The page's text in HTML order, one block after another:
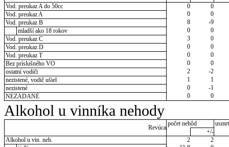
Vod. preukaz A do 50cc
0
0
Vod. preukaz A
0
0
Vod. preukaz B
8
-9
mladší ako 18 rokov
0
0
Vod. preukaz C
3
0
Vod. preukaz D
0
0
Vod. preukaz T
0
0
Bez príslušného VO
0
0
ostatní vodiči
2
-2
nezistené, vodič ušiel
1
1
nezistené
0
-1
NEZADANÉ
0 0
Alkohol u vinníka nehody
Revúca
počet nehôd
+/-
Alkohol u vin. neh.
2
2